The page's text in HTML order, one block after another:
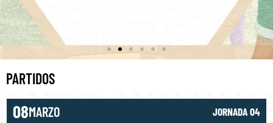
PARTIDOS
08MARZO JORNADA 04